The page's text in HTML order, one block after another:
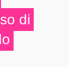
di